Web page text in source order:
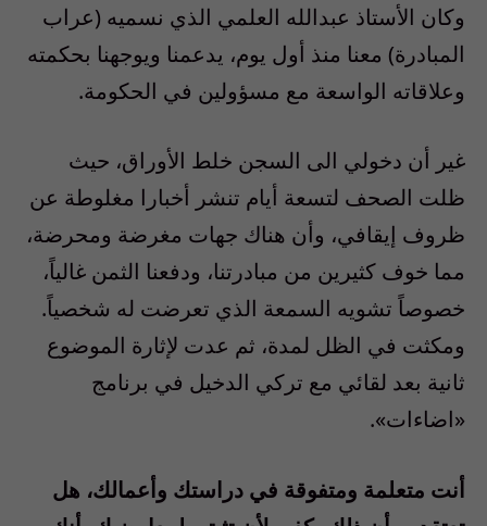
وكان الأستاذ عبدالله العلمي الذي نسميه (عراب
المبادرة) معنا منذ أول يوم، يدعمنا ويوجهنا بحكمته
وعلاقاته الواسعة مع مسؤولين في الحكومة.
غير أن دخولي الى السجن خلط الأوراق، حيث
ظلت الصحف لتسعة أيام تنشر أخبارا مغلوطة عن
ظروف إيقافي، وأن هناك جهات مغرضة ومحرضة،
مما خوف كثيرين من مبادرتنا، ودفعنا الثمن غالياً،
خصوصاً تشويه السمعة الذي تعرضت له شخصياً.
ومكثت في الظل لمدة، ثم عدت لإثارة الموضوع
ثانية بعد لقائي مع تركي الدخيل في برنامج
«اضاءات».
أنت متعلمة ومتفوقة في دراستك وأعمالك، هل